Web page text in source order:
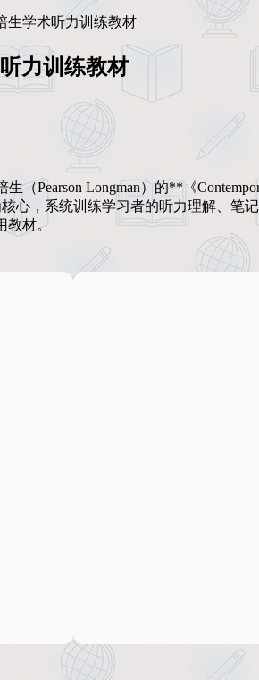
生学术听力训练教材
力训练教材
Pearson Longman）的**《
心，系统训练学习者的听力理解、笔
教材。